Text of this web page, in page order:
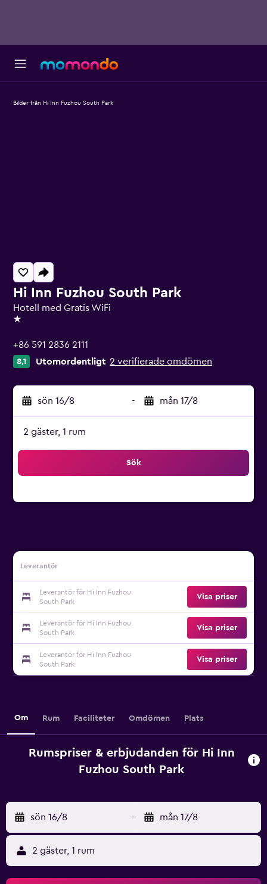
Hi Inn Fuzhou South Park
Hotell med Gratis WiFi
1 stjärna
+86 591 2836 2111
8,1 Utomordentligt 2 verifierade omdömen
sön 16/8 - mån 17/8
2 gäster, 1 rum
Sök
Leverantör
Leverantör för Hi Inn Fuzhou
South Park
Visa priser
Leverantör för Hi Inn Fuzhou
South Park
Visa priser
Leverantör för Hi Inn Fuzhou
South Park
Visa priser
Bilder från Hi Inn Fuzhou South Park
Om Rum Faciliteter Omdömen Plats
Rumspriser & erbjudanden för Hi Inn
Fuzhou South Park
sön 16/8 - mån 17/8
2 gäster, 1 rum